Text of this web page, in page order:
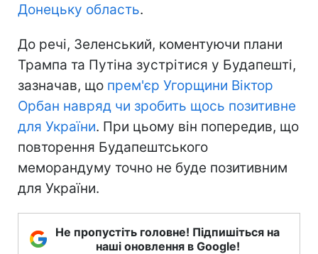
Донецьку область.
До речі, Зеленський, коментуючи плани
Трампа та Путіна зустрітися у Будапешті,
зазначав, що прем'єр Угорщини Віктор
Орбан навряд чи зробить щось позитивне
для України. При цьому він попередив, що
повторення Будапештського
меморандуму точно не буде позитивним
для України.
Не пропустіть головне! Підпишіться на
наші оновлення в Google!